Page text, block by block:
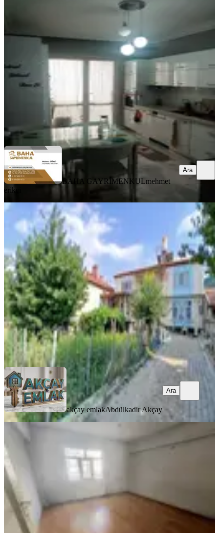
Baha'dan Yazırda Merkezi Konumda
Konya, Selçuklu
3+1
7. Kat·08.08.2026
BAHA GAYRİMENKUL mehmet erikçi
Ara
BAHA GAYRİMENKULmehmet
erikçi
Ara
YENİ
Akçay Emlak'tan Akşehir Fen Lisesi
Yanında Bahçeli Doğalgazlı Komple
Bakımlı Kiralık Müstakil Ev
Konya, Akşehir
3+2 ·185 m²· 08.08.2026
16.000 ₺
akçay emlakAbdülkadir Akçay
Ara
akçay emlakAbdülkadir Akçay
Ara
YENİ
Binkonutlar Mah Yüksek Giriş
Bakımlı Masrafsız 2+1 Kiralık Daire
Konya, Selçuklu
2+1·95 m²
14.500 ₺
Emre Şahin Gayrimenkul